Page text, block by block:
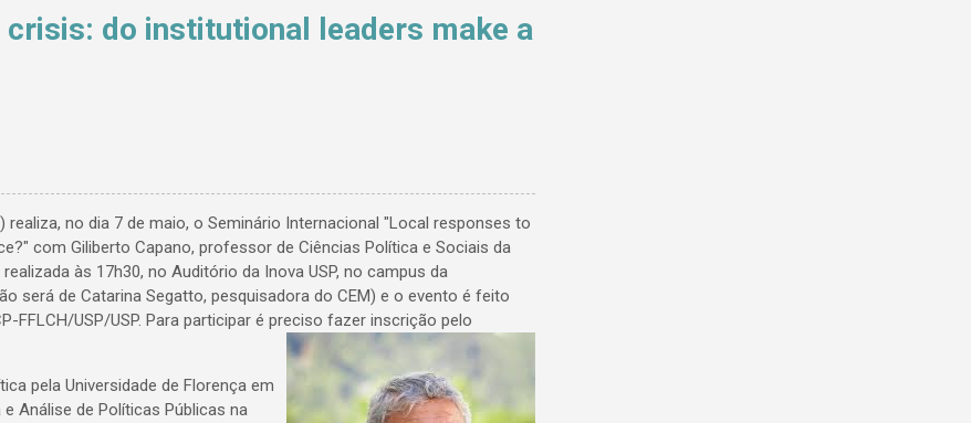
do institutional leaders make a
no dia 7 de maio, o Seminário Internacional "Local responses to
com Giliberto Capano, professor de Ciências Política e Sociais da
às 17h30, no Auditório da Inova USP, no campus da
será de Catarina Segatto, pesquisadora do CEM) e o evento é feito
FFLCH/USP/USP. Para participar é preciso fazer inscrição pelo
pela Universidade de Florença em
Análise de Políticas Públicas na